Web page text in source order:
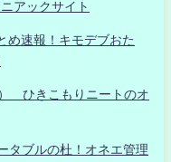
アックサイト
め速報！キモデブおた
ひきこもりニートのオ
タブルの杜！オネエ管理